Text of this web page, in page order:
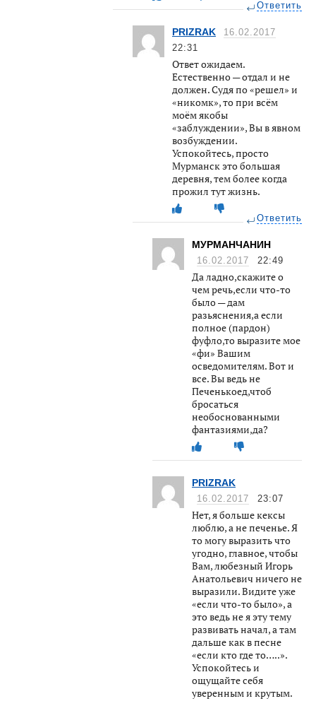
Ответить
PRIZRAK
16.02.2017
22:31
Ответ ожидаем.
Естественно — отдал и не
должен. Судя по «решел» и
«никомк», то при всём
моём якобы
«заблуждении», Вы в явном
возбуждении.
Успокойтесь, просто
Мурманск это большая
деревня, тем более когда
прожил тут жизнь.
Ответить
МУРМАНЧАНИН
16.02.2017 22:49
Да ладно,скажите о
чем речь,если что-то
было — дам
разьяснения,а если
полное (пардон)
фуфло,то выразите мое
«фи» Вашим
осведомителям. Вот и
все. Вы ведь не
Печенькоед,чтоб
бросаться
необоснованными
фантазиями,да?
PRIZRAK
16.02.2017 23:07
Нет, я больше кексы
люблю, а не печенье. Я
то могу выразить что
угодно, главное, чтобы
Вам, любезный Игорь
Анатольевич ничего не
выразили. Видите уже
«если что-то было», а
это ведь не я эту тему
развивать начал, а там
дальше как в песне
«если кто где то…..».
Успокойтесь и
ощущайте себя
уверенным и крутым.